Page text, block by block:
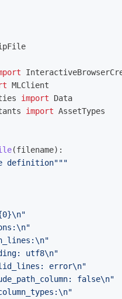
MLClient
import
Data
import AssetTypes
(filename):
definition"""
\n"
\n"
\n"
utf8
\n"
error
\n"
false
\n"
\n"